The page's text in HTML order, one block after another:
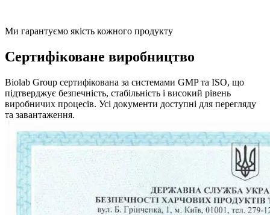
Ми гарантуємо якість кожного продукту
Сертифіковане виробництво
Biolab Group сертифікована за системами GMP та ISO, що
підтверджує безпечність, стабільність і високий рівень
виробничих процесів. Усі документи доступні для перегляду
та завантаження.